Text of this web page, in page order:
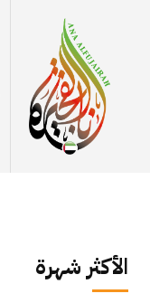
الأكثر شهرة